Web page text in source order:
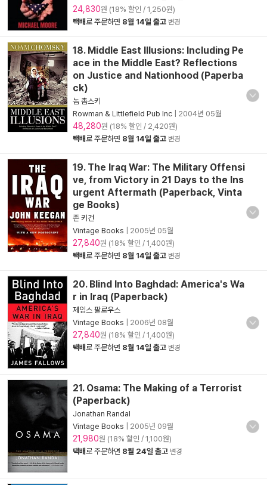
24,830원 (18% 할인 / 1,250원)
택배로 주문하면 8월 14일 출고 변경
18. Middle East Illusions: Including Pe
ace in the Middle East? Reflections
on Justice and Nationhood (Paperba
ck)
놈 촘스키
Rowman & Littlefield Pub Inc
2004년 05월
48,280원 (18% 할인 / 2,420원)
택배로 주문하면 8월 14일 출고 변경
19. The Iraq War: The Military Offensi
ve, from Victory in 21 Days to the Ins
urgent Aftermath (Paperback, Vinta
ge Books)
존 키건
Vintage Books
2005년 05월
27,840원 (18% 할인 / 1,400원)
택배로 주문하면 8월 14일 출고 변경
20. Blind Into Baghdad: America's Wa
r in Iraq (Paperback)
제임스 팔로우스
Vintage Books
2006년 08월
27,840원 (18% 할인 / 1,400원)
택배로 주문하면 8월 14일 출고 변경
21. Osama: The Making of a Terrorist
(Paperback)
Jonathan Randal
Vintage Books
2005년 09월
21,980원 (18% 할인 / 1,100원)
택배로 주문하면 8월 24일 출고 변경